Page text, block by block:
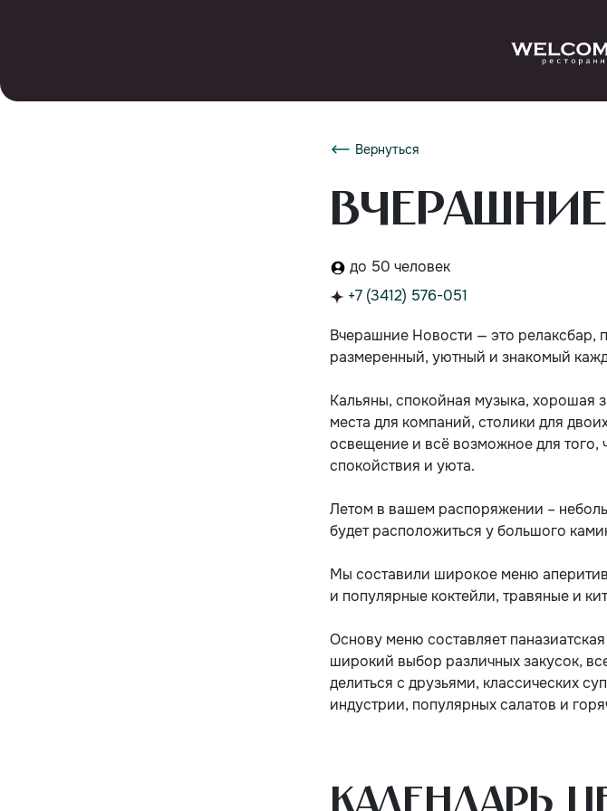
Вернуться
до 50 человек
+7 (3412) 576-051
Вчерашние Новости — это релаксбар,
размеренный, уютный и знакомый
Кальяны, спокойная музыка, хорошая
места для компаний, столики для
освещение и всё возможное для того,
спокойствия и уюта.
Летом в вашем распоряжении –
будет расположиться у большого
Мы составили широкое меню
и популярные коктейли, травяные и
Основу меню составляет
широкий выбор различных закусок,
делиться с друзьями, классических
индустрии, популярных салатов и
Календарь